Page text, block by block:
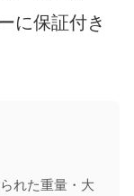
に保証付き
れた重量・大